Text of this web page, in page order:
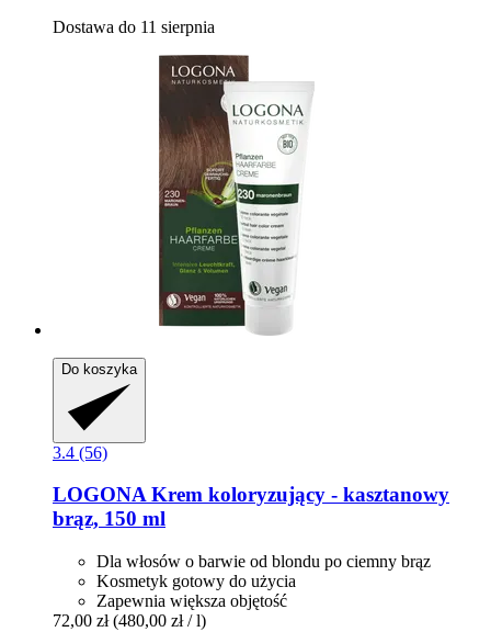
Dostawa do 11 sierpnia
Do koszyka
3.4 (56)
LOGONAKrem koloryzujący -​ kasztanowy
brąz, 150 ml
Dla włosów o barwie od blondu po ciemny brąz
Kosmetyk gotowy do użycia
Zapewnia większa objętość
72,00 zł (480,00 zł / l)